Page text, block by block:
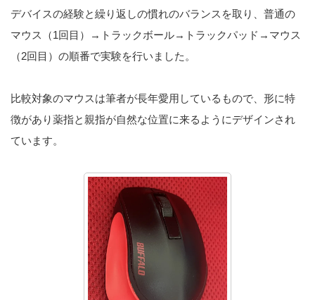
デバイスの経験と繰り返しの慣れのバランスを取り、普通の
マウス（1回目）→トラックボール→トラックパッド→マウス
（2回目）の順番で実験を行いました。
比較対象のマウスは筆者が長年愛用しているもので、形に特
徴があり薬指と親指が自然な位置に来るようにデザインされ
ています。